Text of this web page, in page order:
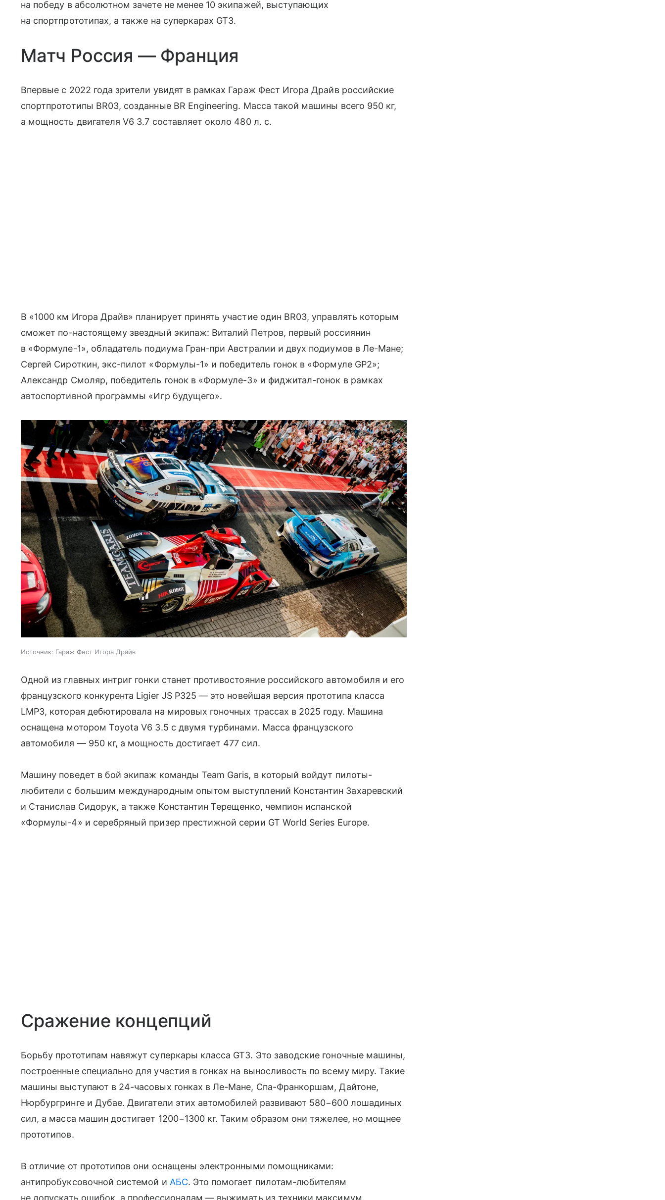
на победу в абсолютном зачете не менее 10 экипажей, выступающих
на спортпрототипах, а также на суперкарах GT3.
Матч Россия — Франция
Впервые с 2022 года зрители увидят в рамках Гараж Фест Игора Драйв российские
спортпрототипы BR03, созданные BR Engineering. Масса такой машины всего 950 кг,
а мощность двигателя V6 3.7 составляет около 480 л. с.
В «1000 км Игора Драйв» планирует принять участие один BR03, управлять которым
сможет по-настоящему звездный экипаж: Виталий Петров, первый россиянин
в «Формуле-1», обладатель подиума Гран-при Австралии и двух подиумов в Ле-Мане;
Сергей Сироткин, экс-пилот «Формулы-1» и победитель гонок в «Формуле GP2»;
Александр Смоляр, победитель гонок в «Формуле-3» и фиджитал-гонок в рамках
автоспортивной программы «Игр будущего».
Источник: Гараж Фест Игора Драйв
Одной из главных интриг гонки станет противостояние российского автомобиля и его
французского конкурента Ligier JS P325 — это новейшая версия прототипа класса
LMP3, которая дебютировала на мировых гоночных трассах в 2025 году. Машина
оснащена мотором Toyota V6 3.5 с двумя турбинами. Масса французского
автомобиля — 950 кг, а мощность достигает 477 сил.
Машину поведет в бой экипаж команды Team Garis, в который войдут пилоты-
любители с большим международным опытом выступлений Константин Захаревский
и Станислав Сидорук, а также Константин Терещенко, чемпион испанской
«Формулы-4» и серебряный призер престижной серии GT World Series Europe.
Сражение концепций
Борьбу прототипам навяжут суперкары класса GT3. Это заводские гоночные машины,
построенные специально для участия в гонках на выносливость по всему миру. Такие
машины выступают в 24-часовых гонках в Ле-Мане, Спа-Франкоршам, Дайтоне,
Нюрбургринге и Дубае. Двигатели этих автомобилей развивают 580−600 лошадиных
сил, а масса машин достигает 1200−1300 кг. Таким образом они тяжелее, но мощнее
прототипов.
В отличие от прототипов они оснащены электронными помощниками:
антипробуксовочной системой и АБС. Это помогает пилотам-любителям